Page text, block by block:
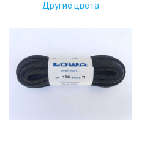
Другие цвета